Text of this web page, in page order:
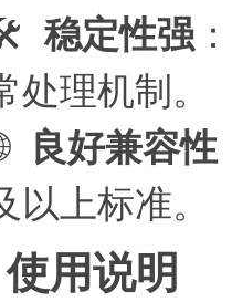
稳定性强
处理机制。
良好兼容性
以上标准。
用说明